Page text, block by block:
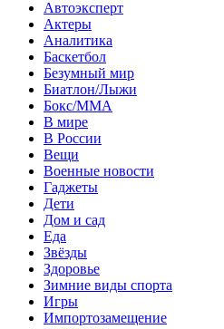
Автоэксперт
Актеры
Аналитика
Баскетбол
Безумный мир
Биатлон/Лыжи
Бокс/MMA
В мире
В России
Вещи
Военные новости
Гаджеты
Дети
Дом и сад
Еда
Звёзды
Здоровье
Зимние виды спорта
Игры
Импортозамещение